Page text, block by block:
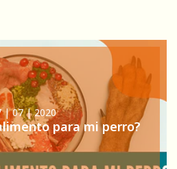
| 07 | 2020
para mi perro?